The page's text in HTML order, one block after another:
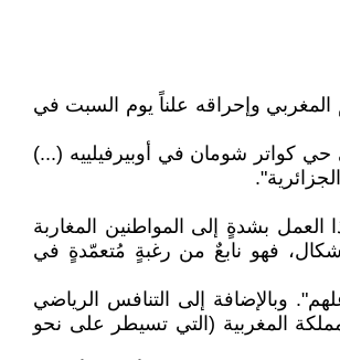
وإحراقه علناً يوم السبت في
يوم الاثنين، "بأشد العبارات الممكنة، الأحداث الخطيرة والمشينة التي وقعت مساء يوم 4 يوليوز في حي كواتر شومان في أوبيرفيلييه (...)
بشدةٍ إلى المواطنين المغاربة
فهو نابعٌ من رغبةٍ مُتعمّدةٍ في
وبالإضافة إلى التنافس الرياضي
المغربية (التي تسيطر على نحو